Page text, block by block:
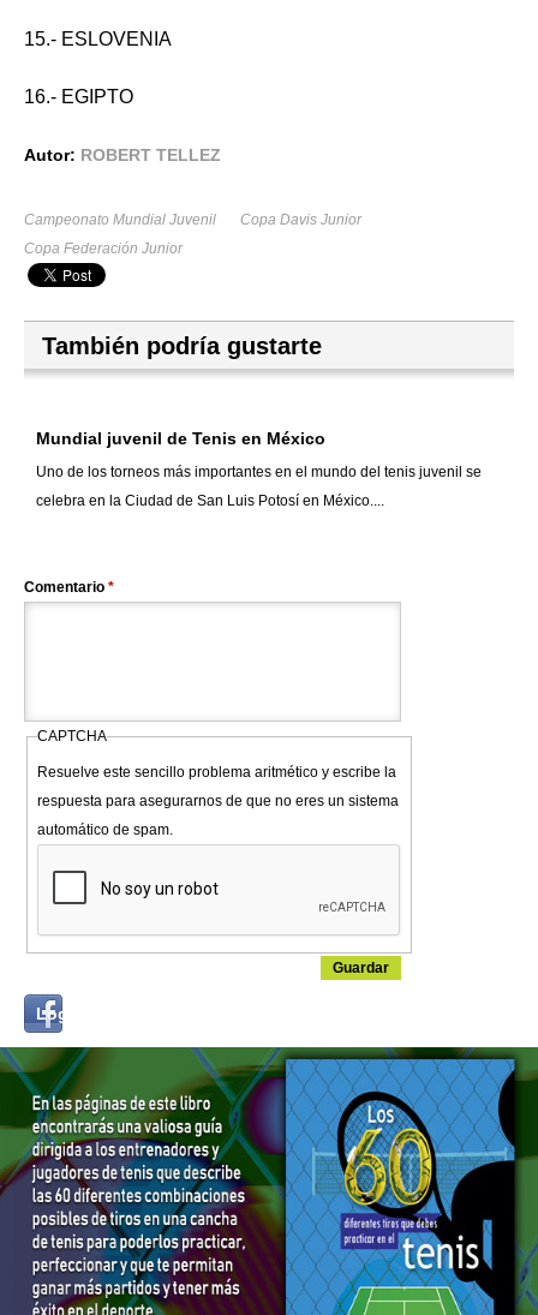
15.- ESLOVENIA
16.- EGIPTO
Autor: ROBERT TELLEZ
Campeonato Mundial Juvenil
Copa Davis Junior
Copa Federación Junior
También podría gustarte
Mundial juvenil de Tenis en México
Uno de los torneos más importantes en el mundo del tenis juvenil se
celebra en la Ciudad de San Luis Potosí en México....
Comentario *
CAPTCHA
Resuelve este sencillo problema aritmético y escribe la
respuesta para asegurarnos de que no eres un sistema
automático de spam.
Log in with...